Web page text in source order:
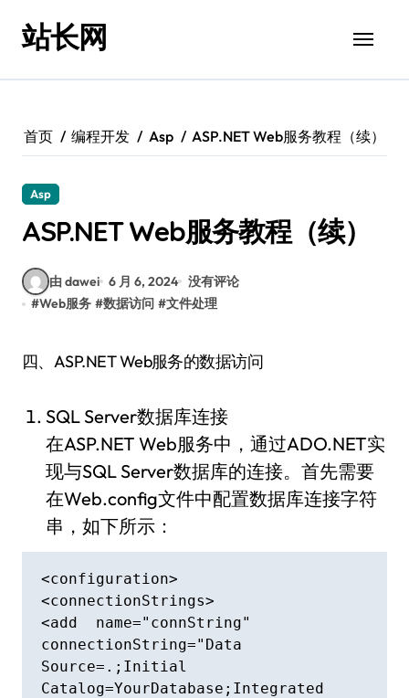
站长网
首页 编程开发 Asp ASP.NET Web服务教程（续）
Asp
ASP.NET Web服务教程（续）
由 dawei 6 月 6, 2024 没有评论
#Web服务 #数据访问 #文件处理
四、ASP.NET Web服务的数据访问
SQL Server数据库连接
在ASP.NET Web服务中，通过ADO.NET实
现与SQL Server数据库的连接。首先需要
在Web.config文件中配置数据库连接字符
串，如下所示：
<configuration>
<connectionStrings>
<add  name="connString"
connectionString="Data
Source=.;Initial
Catalog=YourDatabase;Integrated